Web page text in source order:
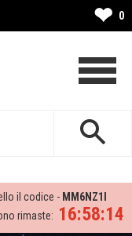
❤ 0
il codice - MM6NZ1I
16:58:13
rimaste: